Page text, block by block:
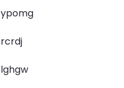
ypomg
rcrdj
lghgw